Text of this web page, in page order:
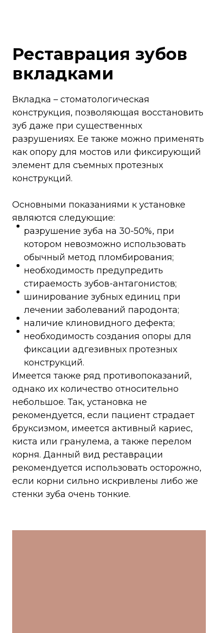
Реставрация зубов
вкладками
Вкладка – стоматологическая
конструкция, позволяющая восстановить
зуб даже при существенных
разрушениях. Ее также можно применять
как опору для мостов или фиксирующий
элемент для съемных протезных
конструкций.
Основными показаниями к установке
являются следующие:
разрушение зуба на 30-50%, при
котором невозможно использовать
обычный метод пломбирования;
необходимость предупредить
стираемость зубов-антагонистов;
шинирование зубных единиц при
лечении заболеваний пародонта;
наличие клиновидного дефекта;
необходимость создания опоры для
фиксации адгезивных протезных
конструкций.
Имеется также ряд противопоказаний,
однако их количество относительно
небольшое. Так, установка не
рекомендуется, если пациент страдает
бруксизмом, имеется активный кариес,
киста или гранулема, а также перелом
корня. Данный вид реставрации
рекомендуется использовать осторожно,
если корни сильно искривлены либо же
стенки зуба очень тонкие.